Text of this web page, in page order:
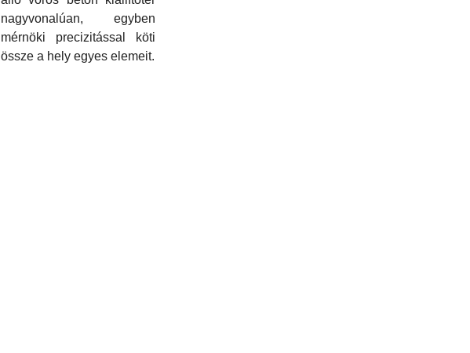
nagyvonalúan, egyben
mérnöki precizitással köti
össze a hely egyes elemeit.